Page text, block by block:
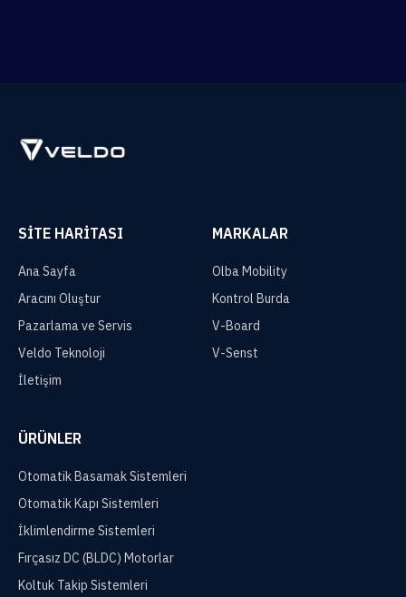
SITE HARITASI
Ana Sayfa
Aracını Oluştur
Pazarlama ve Servis
Veldo Teknoloji
İletişim
MARKALAR
Olba Mobility
Kontrol Burda
V-Board
V-Senst
ÜRÜNLER
Otomatik Basamak Sistemleri
Otomatik Kapı Sistemleri
İklimlendirme Sistemleri
Fırçasız DC (BLDC) Motorlar
Koltuk Takip Sistemleri